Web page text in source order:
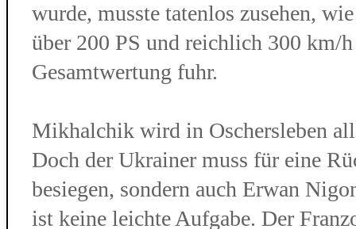
wurde, musste tatenlos zusehen,
über 200 PS und reichlich 300 km/
Gesamtwertung fuhr.
Mikhalchik wird in Oschersleben
Doch der Ukrainer muss für eine
besiegen, sondern auch Erwan
ist keine leichte Aufgabe. Der